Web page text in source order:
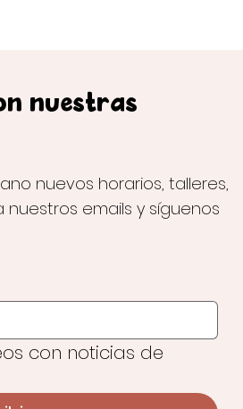
nuestras
nuevos horarios, talleres,
emails y síguenos
con noticias de